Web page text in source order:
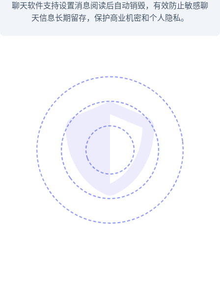
聊天软件支持设置消息阅读后自动销毁，有效防止敏感聊
天信息长期留存，保护商业机密和个人隐私。